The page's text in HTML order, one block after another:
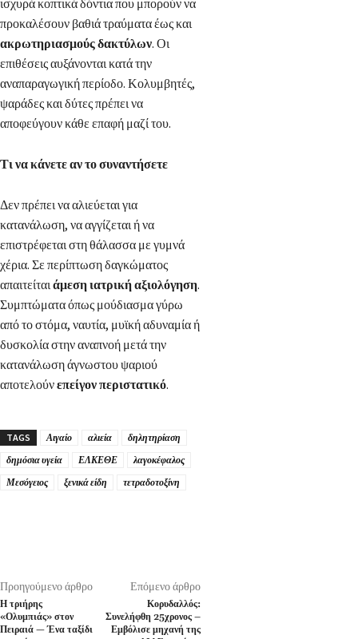
προκαλέσουν βαθιά τραύματα έως και
ακρωτηριασμούς δακτύλων. Οι
επιθέσεις αυξάνονται κατά την
αναπαραγωγική περίοδο. Κολυμβητές,
ψαράδες και δύτες πρέπει να
αποφεύγουν κάθε επαφή μαζί του.
Τι να κάνετε αν το συναντήσετε
Δεν πρέπει να αλιεύεται για
κατανάλωση, να αγγίζεται ή να
επιστρέφεται στη θάλασσα με γυμνά
χέρια. Σε περίπτωση δαγκώματος
απαιτείται άμεση ιατρική αξιολόγηση.
Συμπτώματα όπως μούδιασμα γύρω
από το στόμα, ναυτία, μυϊκή αδυναμία ή
δυσκολία στην αναπνοή μετά την
κατανάλωση άγνωστου ψαριού
αποτελούνεπείγον περιστατικό.
TAGS Αιγαίο αλιεία
δηλητηρίαση
δημόσια υγεία
ΕΛΚΕΘΕ
λαγοκέφαλος
Μεσόγειος
ξενικά είδη τετραδοτοξίνη
Προηγούμενο άρθρο
Η τριήρης
«Ολυμπιάς» στον
Πειραιά — Ένα ταξίδι
Επόμενο άρθρο
Κορυδαλλός:
Συνελήφθη 25χρονος –
Εμβόλισε μηχανή της